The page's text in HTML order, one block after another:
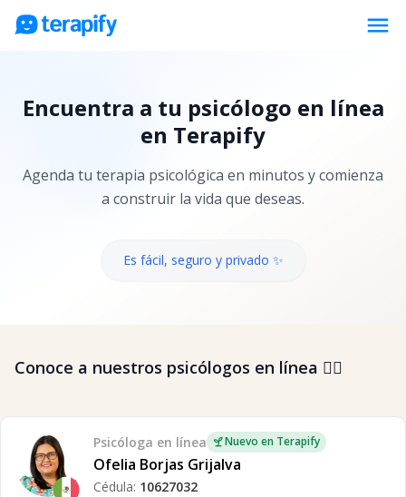
menu
Precios
Empresas
Preguntas frecuentes
Encuentra a tu psicólogo en línea
en Terapify
Agenda tu terapia psicológica en minutos y comienza
a construir la vida que deseas.
Es fácil, seguro y privado ✨
Conoce a nuestros psicólogos en línea 👇🏼
Psicóloga en línea Nuevo en Terapify
Ofelia Borjas Grijalva
Cédula: 10627032